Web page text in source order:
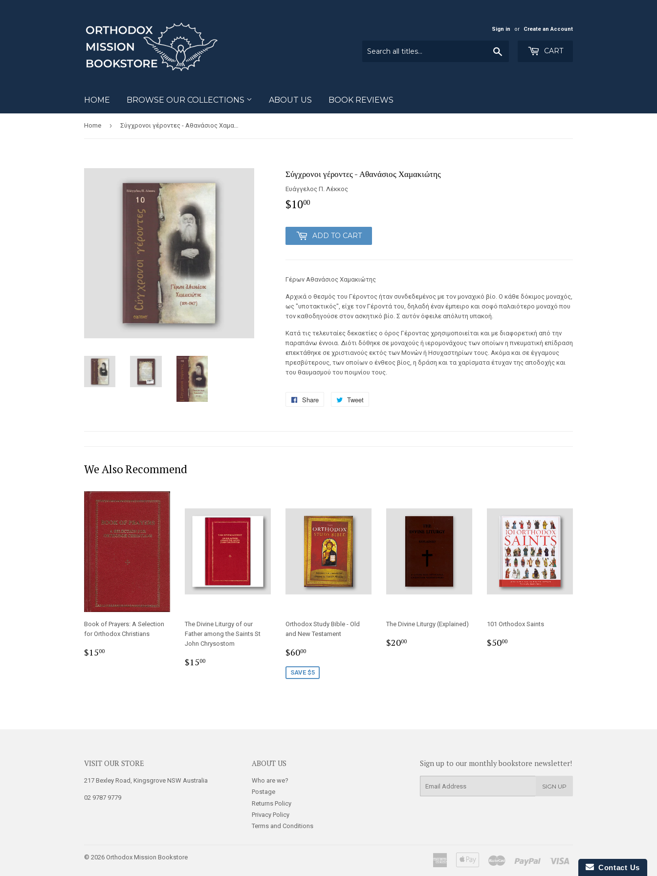
Sign in or Create an Account
CART
HOME BROWSE OUR COLLECTIONS ABOUT US BOOK REVIEWS
Home › Σύγχρονοι γέροντες - Αθανάσιος Χαμακιώτης
Σύγχρονοι γέροντες - Αθανάσιος Χαμακιώτης
Ευάγγελος Π. Λέκκος
$1000
ADD TO CART
Γέρων Αθανάσιος Χαμακιώτης
Αρχικά ο θεσμός του Γέροντος ήταν συνδεδεμένος με τον μοναχικό βίο. Ο κάθε δόκιμος μοναχός,
ως "υποτακτικός", είχε τον Γέροντά του, δηλαδή έναν έμπειρο και σοφό παλαιότερο μοναχό που
τον καθοδηγούσε στον ασκητικό βίο. Σ αυτόν όφειλε απόλυτη υπακοή.
Κατά τις τελευταίες δεκαετίες ο όρος Γέροντας χρησιμοποιείται και με διαφορετική από την
παραπάνω έννοια. Διότι δόθηκε σε μοναχούς ή ιερομονάχους των οποίων η πνευματική επίδραση
επεκτάθηκε σε χριστιανούς εκτός των Μονών ή Ησυχαστηρίων τους. Ακόμα και σε έγγαμους
πρεσβύτερους, των οποίων ο ένθεος βίος, η δράση και τα χαρίσματα έτυχαν της αποδοχής και
του θαυμασμού του ποιμνίου τους.
Share
Share
Tweet
We Also Recommend
Book of Prayers: A Selection
for Orthodox Christians
Regular
$1500
The Divine Liturgy of our
Father among the Saints St
John Chrysostom
Regular
$1500
Orthodox Study Bible - Old
and New Testament
Sale
$6000
SAVE $5
The Divine Liturgy (Explained)
Regular
$2000
101 Orthodox Saints
Regular
$5000
VISIT OUR STORE
217 Bexley Road, Kingsgrove NSW Australia
02 9787 9779
ABOUT US
Who are we?
Postage
Returns Policy
Privacy Policy
Terms and Conditions
Sign up to our monthly bookstore newsletter!
SIGN UP
© 2026 Orthodox Mission Bookstore
American
Express
Apple
Pay
Master Paypal Visa
Contact Us